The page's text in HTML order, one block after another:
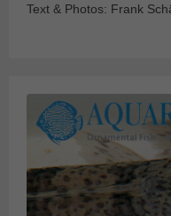
Text & Photos: Frank